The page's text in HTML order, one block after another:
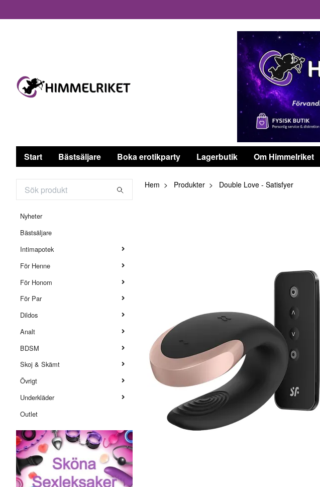
Start Bästsäljare Boka erotikparty Lagerbutik Om Himmelriket
Nyheter
Bästsäljare
Intimapotek
För Henne
För Honom
För Par
Dildos
Analt
BDSM
Skoj & Skämt
Övrigt
Underkläder
Outlet
Hem Produkter Double Love - Satisfyer